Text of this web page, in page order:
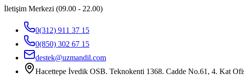
İletişim Merkezi (09.00 - 22.00)
0(312) 911 37 15
0(850) 302 67 15
destek@uzmandil.com
Hacettepe İvedik OSB. Teknokenti 1368. Cadde No.61, 4. Kat